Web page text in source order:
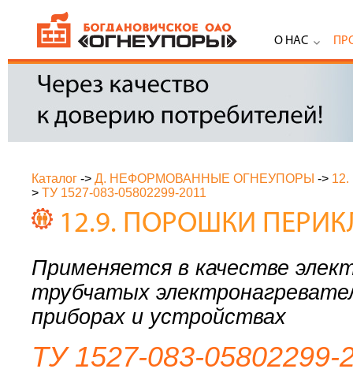
О НАС
Каталог -> Д. НЕФОРМОВАННЫЕ ОГНЕУПОРЫ ->
> ТУ 1527-083-05802299-2011
12.9. ПОРОШКИ
Применяется в качестве
трубчатых
приборах и устройствах
ТУ 1527-083-05802299-